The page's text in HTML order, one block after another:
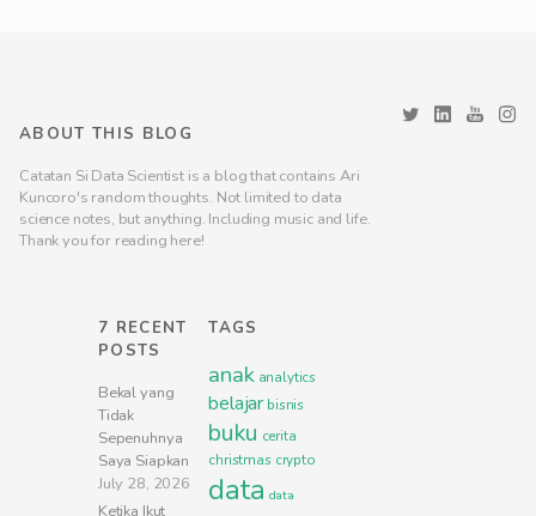
ABOUT THIS BLOG
Catatan Si Data Scientist is a blog that contains Ari
Kuncoro's random thoughts. Not limited to data
science notes, but anything. Including music and life.
Thank you for reading here!
7 RECENT
POSTS
Bekal yang
Tidak
Sepenuhnya
Saya Siapkan
July 28, 2026
Ketika Ikut
TAGS
anak analytics
belajar bisnis
buku cerita
christmas crypto
data data